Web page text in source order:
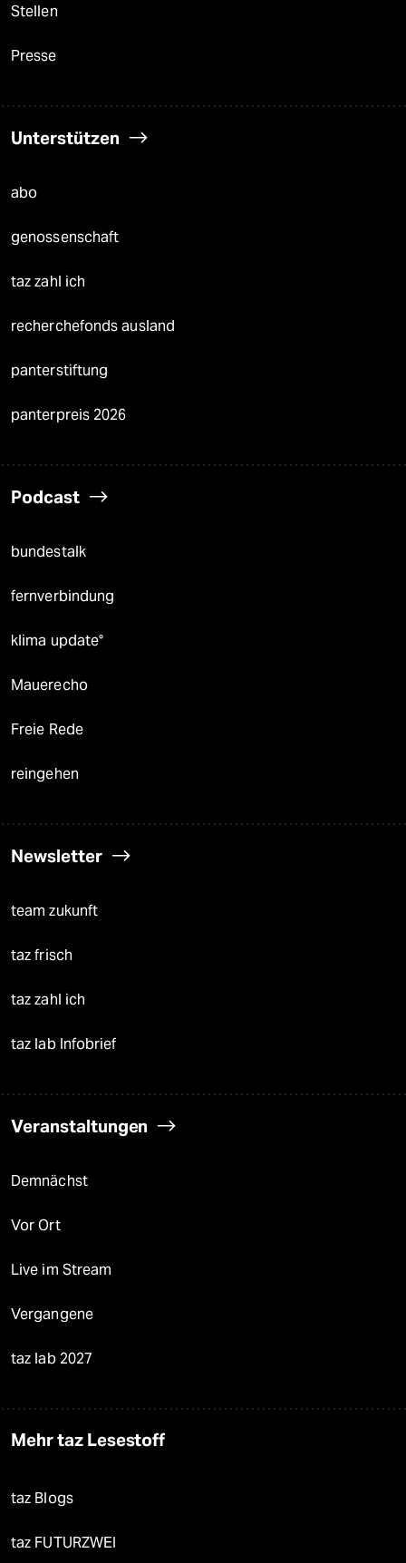
Stellen
Presse
Unterstützen
abo
genossenschaft
taz zahl ich
recherchefonds ausland
panterstiftung
panterpreis 2026
Podcast
bundestalk
fernverbindung
klima update°
Mauerecho
Freie Rede
reingehen
Newsletter
team zukunft
taz frisch
taz zahl ich
taz lab Infobrief
Veranstaltungen
Demnächst
Vor Ort
Live im Stream
Vergangene
taz lab 2027
Mehr taz Lesestoff
taz Blogs
taz FUTURZWEI